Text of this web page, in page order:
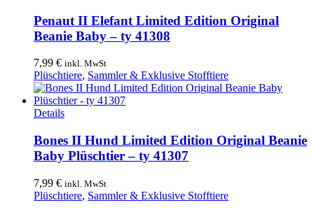
Penaut II Elefant Limited Edition Original
Beanie Baby – ty 41308
7,99 € inkl. MwSt
Plüschtiere, Sammler & Exklusive Stofftiere
Details
Bones II Hund Limited Edition Original Beanie
Baby Plüschtier – ty 41307
7,99 € inkl. MwSt
Plüschtiere, Sammler & Exklusive Stofftiere